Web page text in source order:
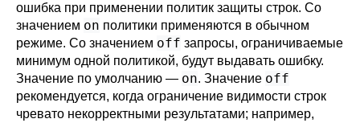
ошибка при применении политик защиты строк. Со
значением on политики применяются в обычном
режиме. Со значением off запросы, ограничиваемые
минимум одной политикой, будут выдавать ошибку.
Значение по умолчанию — on. Значение off
рекомендуется, когда ограничение видимости строк
чревато некорректными результатами; например,